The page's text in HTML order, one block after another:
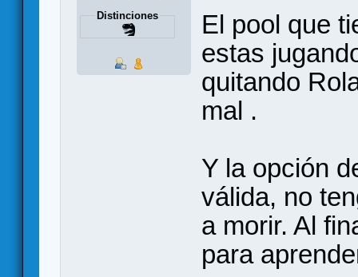
Distinciones
El pool que
estas
quitando
mal .
Y la opción
válida, no
a morir. Al
para